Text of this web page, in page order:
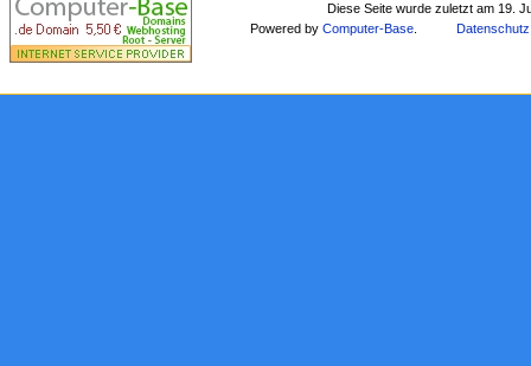
Diese Seite wurde zuletzt am 19.
Powered byComputer-Base Datenschutz